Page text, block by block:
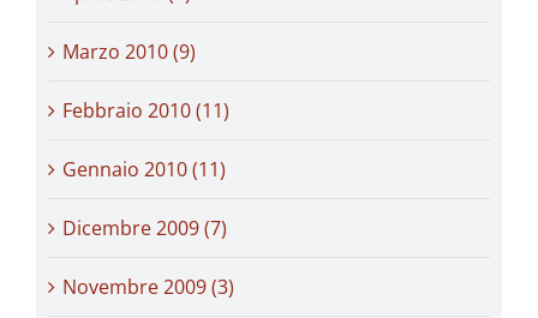
Marzo 2010 (9)
Febbraio 2010 (11)
Gennaio 2010 (11)
Dicembre 2009 (7)
Novembre 2009 (3)